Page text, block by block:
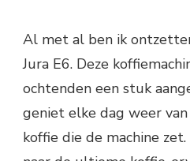
Al met al ben ik
Jura E6. Deze
ochtenden een stuk
geniet elke dag weer
koffie die de machine